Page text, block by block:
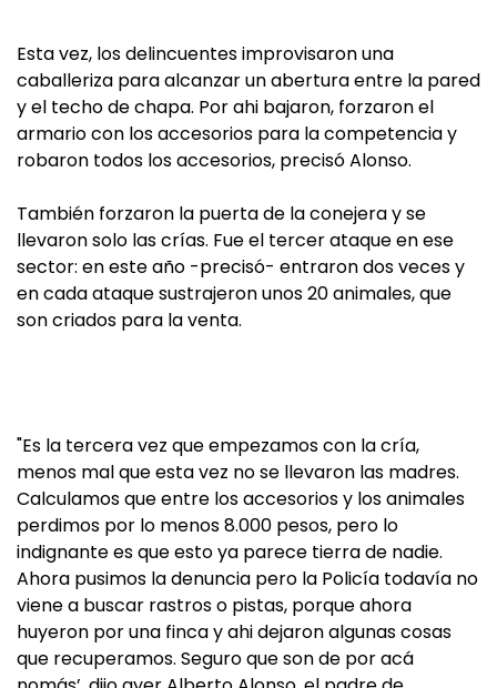
Esta vez, los delincuentes improvisaron una
caballeriza para alcanzar un abertura entre la pared
y el techo de chapa. Por ahi bajaron, forzaron el
armario con los accesorios para la competencia y
robaron todos los accesorios, precisó Alonso.
También forzaron la puerta de la conejera y se
llevaron solo las crías. Fue el tercer ataque en ese
sector: en este año -precisó- entraron dos veces y
en cada ataque sustrajeron unos 20 animales, que
son criados para la venta.
"Es la tercera vez que empezamos con la cría,
menos mal que esta vez no se llevaron las madres.
Calculamos que entre los accesorios y los animales
perdimos por lo menos 8.000 pesos, pero lo
indignante es que esto ya parece tierra de nadie.
Ahora pusimos la denuncia pero la Policía todavía no
viene a buscar rastros o pistas, porque ahora
huyeron por una finca y ahi dejaron algunas cosas
que recuperamos. Seguro que son de por acá